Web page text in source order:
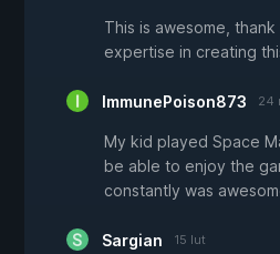
This is awesome,
expertise in creating
ImmunePoison873 24
My kid played Space
be able to enjoy the
constantly was
Sargian 15 lut